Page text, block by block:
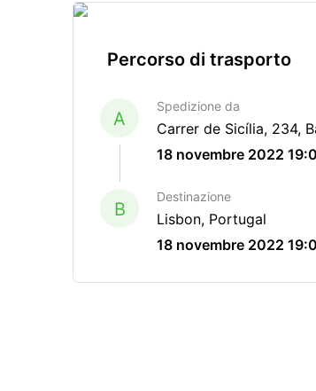
Percorso di trasporto
A
Spedizione da
Carrer de Sicília, 234,
18 novembre 2022
B
Destinazione
Lisbon, Portugal
18 novembre 2022